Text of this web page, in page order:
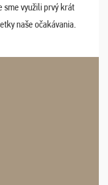
sme využili prvý krát
naše očakávania.
...